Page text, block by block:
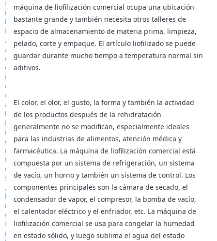
máquina de liofilización comercial ocupa una ubicación
bastante grande y también necesita otros talleres de
espacio de almacenamiento de materia prima, limpieza,
pelado, corte y empaque. El artículo liofilizado se puede
guardar durante mucho tiempo a temperatura normal sin
aditivos.
El color, el olor, el gusto, la forma y también la actividad
de los productos después de la rehidratación
generalmente no se modifican, especialmente ideales
para las industrias de alimentos, atención médica y
farmacéutica. La máquina de liofilización comercial está
compuesta por un sistema de refrigeración, un sistema
de vacío, un horno y también un sistema de control. Los
componentes principales son la cámara de secado, el
condensador de vapor, el compresor, la bomba de vacío,
el calentador eléctrico y el enfriador, etc. La máquina de
liofilización comercial se usa para congelar la humedad
en estado sólido, y luego sublima el agua del estado